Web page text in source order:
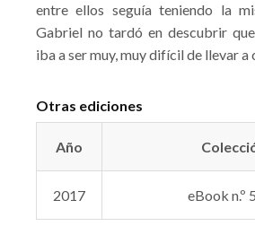
entre ellos seguía teniendo la
Gabriel no tardó en descubrir
iba a ser muy, muy difícil de llevar
Otras ediciones
Año
2017 eBook n.º